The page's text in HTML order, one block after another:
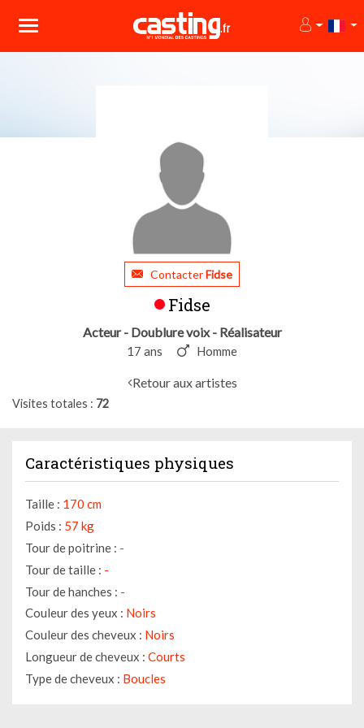
ContacterFidse
Fidse
Acteur - Doublure voix - Réalisateur
17 ans Homme
Retour aux artistes
Visites totales 72
Caractéristiques physiques
Taille : 170 cm
Poids : 57 kg
Tour de poitrine : -
Tour de taille : -
Tour de hanches : -
Couleur des yeux : Noirs
Couleur des cheveux : Noirs
Longueur de cheveux : Courts
Type de cheveux : Boucles